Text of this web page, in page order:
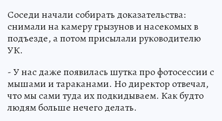
Соседи начали собирать доказательства:
снимали на камеру грызунов и насекомых в
подъезде, а потом присылали руководителю
УК.
- У нас даже появилась шутка про фотосессии с
мышами и тараканами. Но директор отвечал,
что мы сами туда их подкидываем. Как будто
людям больше нечего делать.